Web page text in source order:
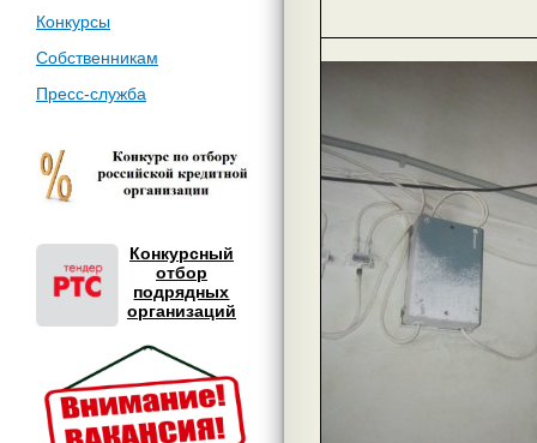
Конкурсы
Собственникам
Пресс-служба
Конкурсный
отбор
подрядных
организаций